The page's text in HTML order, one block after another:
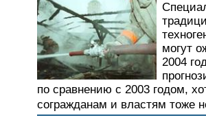
могут
2004
по сравнению с 2003 годом,
согражданам и властям тоже